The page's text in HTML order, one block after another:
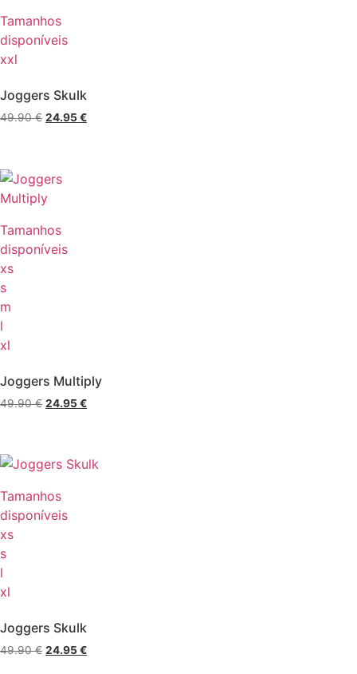
Tamanhos
disponíveis
xxl
Joggers Skulk
49.90€ 24.95€
Tamanhos
disponíveis
xs
s
m
l
xl
Joggers Multiply
49.90€ 24.95€
Tamanhos
disponíveis
xs
s
l
xl
Joggers Skulk
49.90€ 24.95€